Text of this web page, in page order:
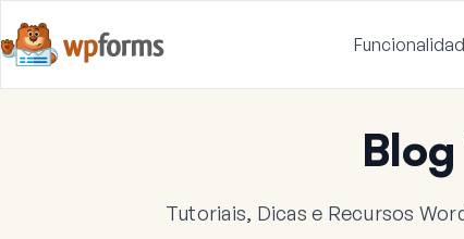
Tutoriais, Dicas e Recursos